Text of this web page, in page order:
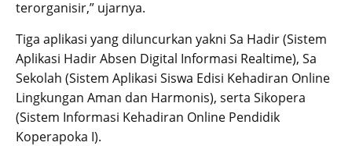
terorganisir,” ujarnya.
Tiga aplikasi yang diluncurkan yakni Sa Hadir (Sistem
Aplikasi Hadir Absen Digital Informasi Realtime), Sa
Sekolah (Sistem Aplikasi Siswa Edisi Kehadiran Online
Lingkungan Aman dan Harmonis), serta Sikopera
(Sistem Informasi Kehadiran Online Pendidik
Koperapoka I).